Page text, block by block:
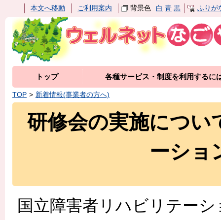
本文へ移動 ご利用案内 背景色 白 青 黒 ふりが
トップ 各種サービス・制度を利用するに
TOP 新着情報(事業者の方へ)
研修会の実施につい
ーショ
国立障害者リハビリテー